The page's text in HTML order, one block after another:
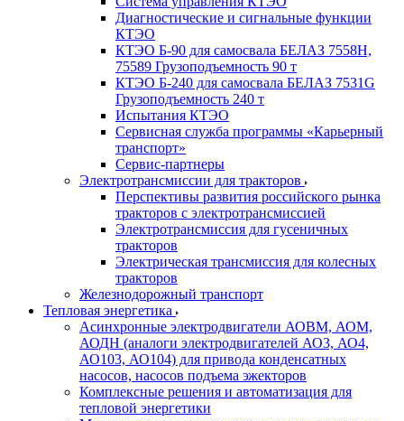
Диагностические и сигнальные функции
КТЭО
КТЭО Б-90 для самосвала БЕЛАЗ 7558H,
75589 Грузоподъемность 90 т
КТЭО Б-240 для самосвала БЕЛАЗ 7531G
Грузоподъемность 240 т
Испытания КТЭО
Сервисная служба программы «Карьерный
транспорт»
Сервис-партнеры
Электротрансмиссии для тракторов
Перспективы развития российского рынка
тракторов с электротрансмиссией
Электротрансмиссия для гусеничных
тракторов
Электрическая трансмиссия для колесных
тракторов
Железнодорожный транспорт
Тепловая энергетика
Асинхронные электродвигатели АОВМ, АОМ,
АОДН (аналоги электродвигателей АО3, АО4,
АО103, АО104) для привода конденсатных
насосов, насосов подъема эжекторов
Комплексные решения и автоматизация для
тепловой энергетики